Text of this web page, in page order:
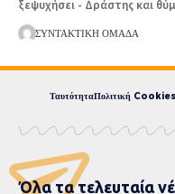
ξεψυχήσει - Δράστης και
ΣΥΝΤΑΚΤΙΚΉ ΟΜΆΔΑ
ΤαυτότηταΠολιτική Cookies
Όλα τα τελευταία